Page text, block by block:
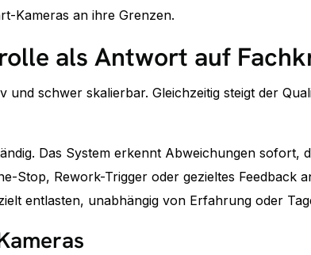
Kameras an ihre Grenzen.
als Antwort auf
schwer skalierbar. Gleichzeitig steigt der
Das System erkennt Abweichungen
Stop, Rework-Trigger oder gezieltes Feedback
entlasten, unabhängig von Erfahrung oder